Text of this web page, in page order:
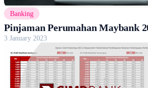
Banking
Pinjaman Perumahan Maybank
3 January 2023